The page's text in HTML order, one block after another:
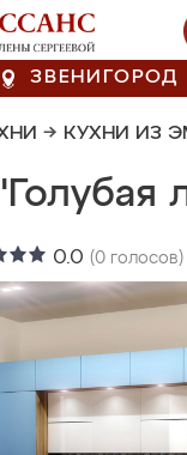
ЗВЕНИГОРОД
→ КУХНИ ИЗ
0.0 (0 голосов)